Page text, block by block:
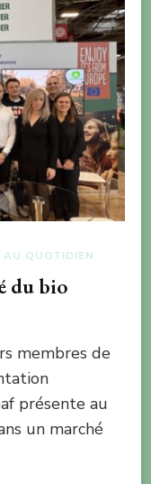
AU QUOTIDIEN
du bio
membres de
présente au
un marché